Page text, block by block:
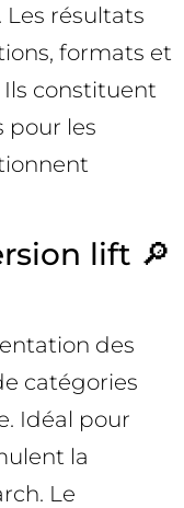
résultats
formats et
Ils constituent
pour les
lift 🔎
des
catégories
Idéal pour
la
Le